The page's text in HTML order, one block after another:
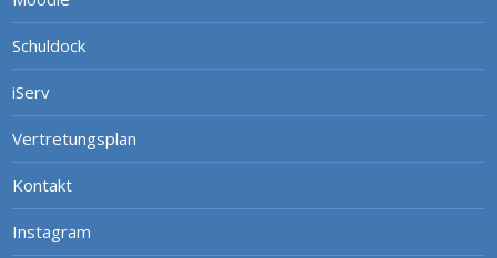
Schuldock
iServ
Vertretungsplan
Kontakt
Instagram